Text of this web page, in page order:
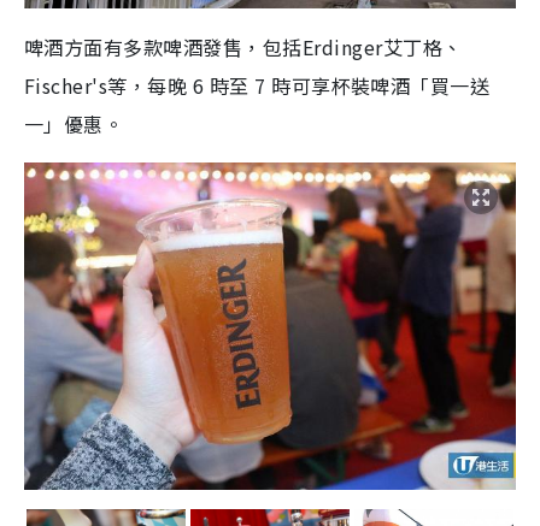
啤酒方面有多款啤酒發售，包括Erdinger艾丁格、
Fischer's等，每晚 6 時至 7 時可享杯裝啤酒「買一送
一」優惠。